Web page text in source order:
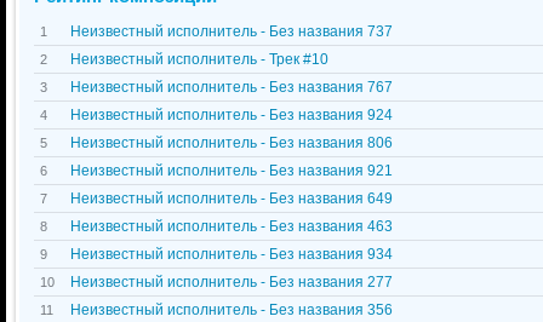
1 Неизвестный исполнитель - Без названия 737
2 Неизвестный исполнитель - Трек #10
3 Неизвестный исполнитель - Без названия 767
4 Неизвестный исполнитель - Без названия 924
5 Неизвестный исполнитель - Без названия 806
6 Неизвестный исполнитель - Без названия 921
7 Неизвестный исполнитель - Без названия 649
8 Неизвестный исполнитель - Без названия 463
9 Неизвестный исполнитель - Без названия 934
10 Неизвестный исполнитель - Без названия 277
11 Неизвестный исполнитель - Без названия 356